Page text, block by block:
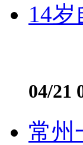
14
04/21
常州